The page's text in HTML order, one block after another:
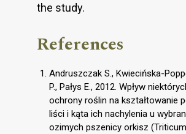
the study.
References
Andruszczak S., Kwiecińska-
P., Pałys E., 2012. Wpływ
ochrony roślin na kształtowanie
liści i kąta ich nachylenia u
ozimych pszenicy orkisz